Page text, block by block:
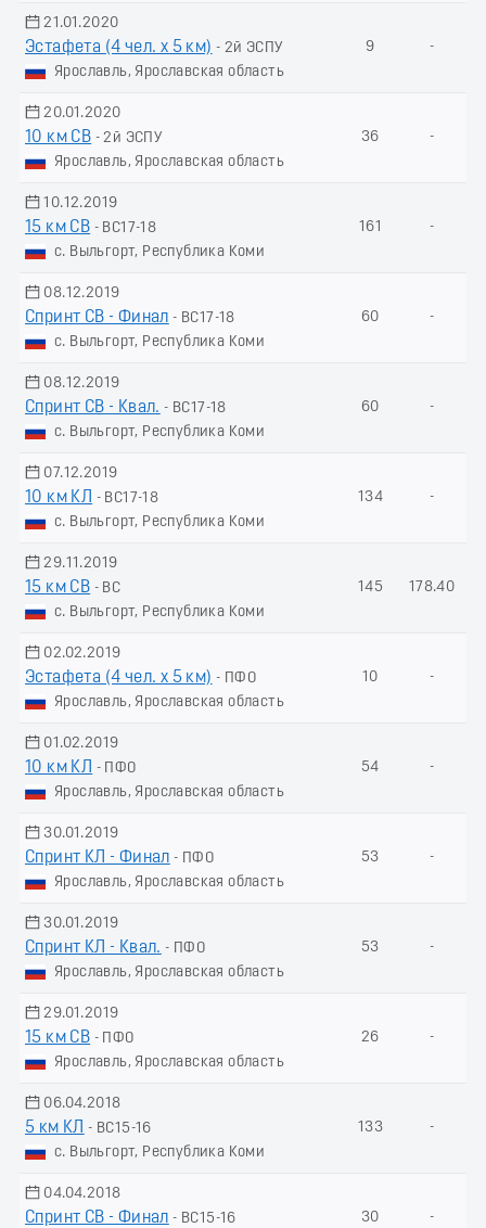
21.01.2020
Эстафета (4 чел. х 5 км) - 2й ЭСПУ
Ярославль, Ярославская область
9 -
20.01.2020
10 км СВ - 2й ЭСПУ
Ярославль, Ярославская область
36 -
10.12.2019
15 км СВ - ВС17-18
с. Выльгорт, Республика Коми
161 -
08.12.2019
Спринт СВ - Финал - ВС17-18
с. Выльгорт, Республика Коми
60 -
08.12.2019
Спринт СВ - Квал. - ВС17-18
с. Выльгорт, Республика Коми
60 -
07.12.2019
10 км КЛ
- ВС17-18
с. Выльгорт, Республика Коми
134 -
29.11.2019
15 км СВ - ВС
с. Выльгорт, Республика Коми
145 178.40
02.02.2019
Эстафета (4 чел. х 5 км) - ПФО
Ярославль, Ярославская область
10 -
01.02.2019
10 км КЛ
- ПФО
Ярославль, Ярославская область
54 -
30.01.2019
Спринт КЛ - Финал - ПФО
Ярославль, Ярославская область
53 -
30.01.2019
Спринт КЛ - Квал. - ПФО
Ярославль, Ярославская область
53 -
29.01.2019
15 км СВ - ПФО
Ярославль, Ярославская область
26 -
06.04.2018
5 км КЛ
- ВС15-16
с. Выльгорт, Республика Коми
133 -
04.04.2018
Спринт СВ - Финал - ВС15-16
30 -